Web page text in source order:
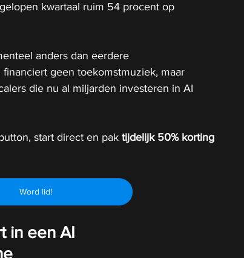
kwartaal ruim 54 procent op
anders dan eerdere
geen toekomstmuziek, maar
die nu al miljarden investeren in AI
start direct en pak tijdelijk 50% korting
Word lid!
in een AI